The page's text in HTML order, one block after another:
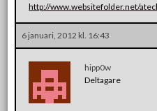
http://www.websitefolder.net/
6 januari, 2012 kl. 16:43
hipp0w
Deltagare